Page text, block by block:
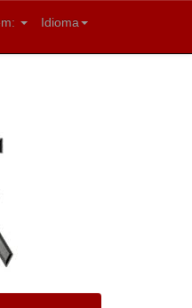
Idioma